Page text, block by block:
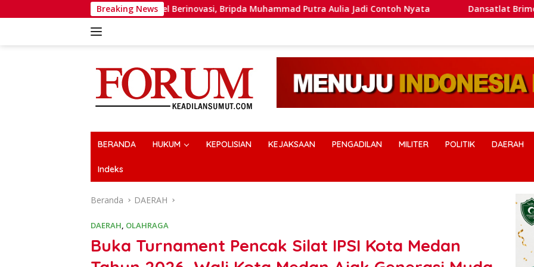
ke
Breaking News
Personel Berinovasi, Bripda Muhammad Putra Aulia Jadi Contoh Nyata Dansatlat Brimob Korbrimob Buka
BERANDA HUKUM KEPOLISIAN KEJAKSAAN PENGADILAN MILITER POLITIK DAERAH
Indeks
Beranda DAERAH
DAERAH, OLAHRAGA
Buka Turnament Pencak Silat IPSI Kota Medan